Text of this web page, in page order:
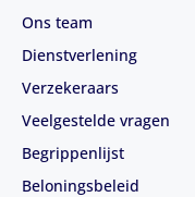
Ons team
Dienstverlening
Verzekeraars
Veelgestelde vragen
Begrippenlijst
Beloningsbeleid